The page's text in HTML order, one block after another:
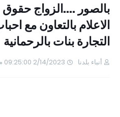
بالصور ....الزواج
الاعلام بالتعاون مع
التجارة بنات بالرحمانية
أنباء بلدنا 2/14/2023 09:25:00 م